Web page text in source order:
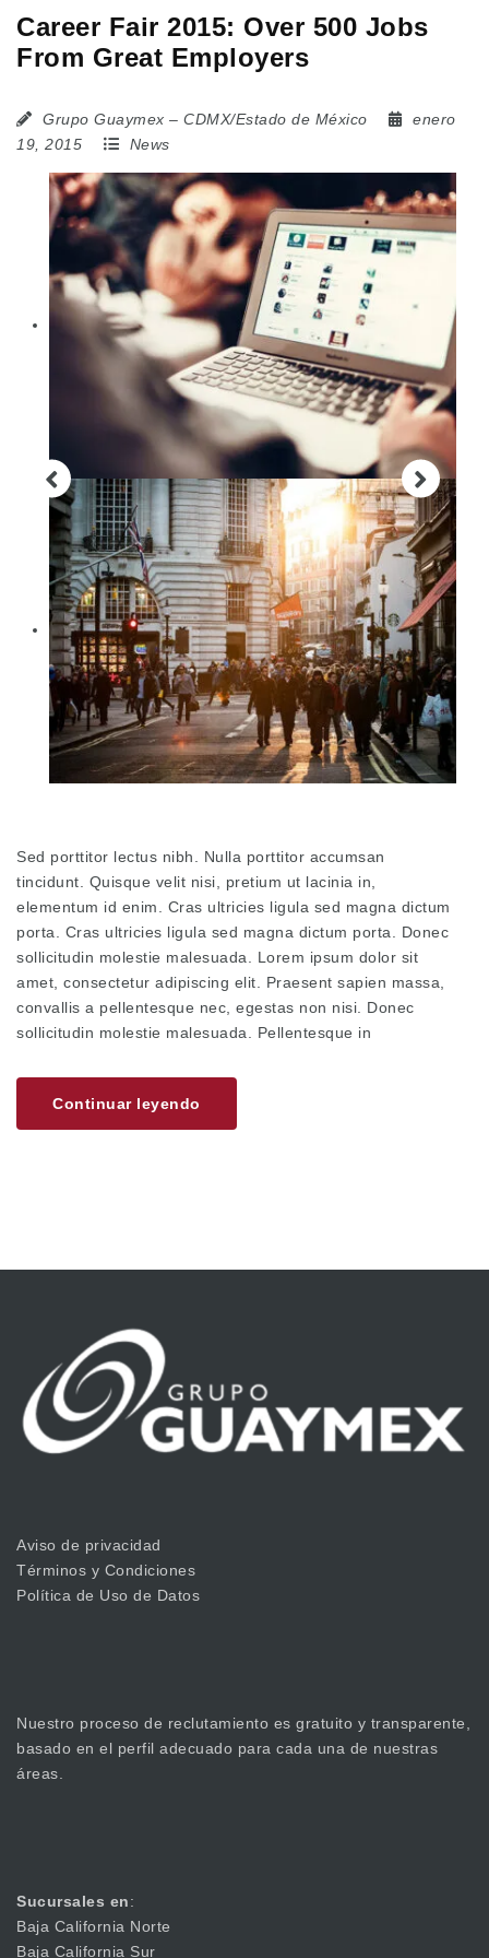
Career Fair 2015: Over 500 Jobs
From Great Employers
Grupo Guaymex – CDMX/Estado de México
enero
19, 2015
News
Sed porttitor lectus nibh. Nulla porttitor accumsan
tincidunt. Quisque velit nisi, pretium ut lacinia in,
elementum id enim. Cras ultricies ligula sed magna dictum
porta. Cras ultricies ligula sed magna dictum porta. Donec
sollicitudin molestie malesuada. Lorem ipsum dolor sit
amet, consectetur adipiscing elit. Praesent sapien massa,
convallis a pellentesque nec, egestas non nisi. Donec
sollicitudin molestie malesuada. Pellentesque in
Continuar leyendo
Aviso de privacidad
Términos y Condiciones
Política de Uso de Datos
Nuestro proceso de reclutamiento es gratuito y transparente,
basado en el perfil adecuado para cada una de nuestras
áreas.
Sucursales en:
Baja California Norte
Baja California Sur